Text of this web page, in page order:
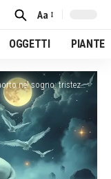
Font
Resizer
Aa
OGGETTI PIANTE
nel sogno: tristezza